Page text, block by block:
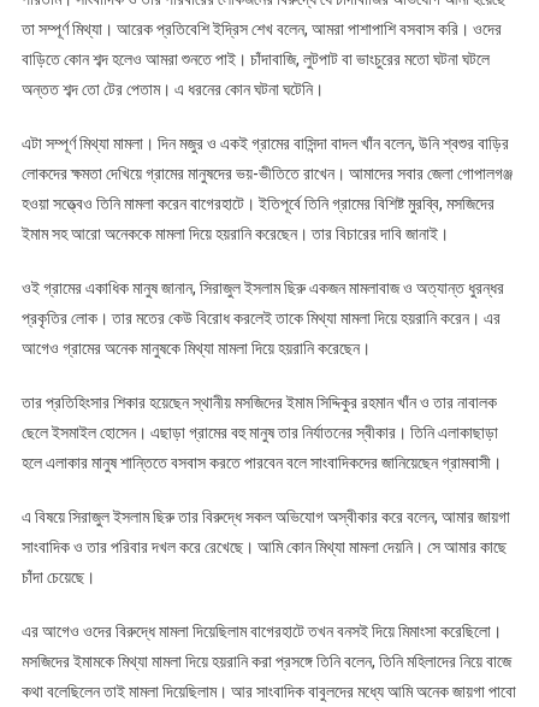
তা সম্পূর্ণ মিথ্যা। আরেক প্রতিবেশি ইদ্রিস শেখ বলেন, আমরা পাশাপাশি বসবাস করি। ওদের
বাড়িতে কোন শব্দ হলেও আমরা শুনতে পাই। চাঁদাবাজি, লুটপাট বা ভাংচুরের মতো ঘটনা ঘটলে
অন্তত শব্দ তো টের পেতাম। এ ধরনের কোন ঘটনা ঘটেনি।
এটা সম্পূর্ণ মিথ্যা মামলা। দিন মজুর ও একই গ্রামের বাসিন্দা বাদল খাঁন বলেন, উনি শ্বশুর বাড়ির
লোকদের ক্ষমতা দেখিয়ে গ্রামের মানুষদের ভয়-ভীতিতে রাখেন। আমাদের সবার জেলা গোপালগঞ্জ
হওয়া সত্ত্বেও তিনি মামলা করেন বাগেরহাটে। ইতিপূর্বে তিনি গ্রামের বিশিষ্ট মুরব্বি, মসজিদের
ইমাম সহ আরো অনেককে মামলা দিয়ে হয়রানি করেছেন। তার বিচারের দাবি জানাই।
ওই গ্রামের একাধিক মানুষ জানান, সিরাজুল ইসলাম ছিরু একজন মামলাবাজ ও অত্যান্ত ধুরন্ধর
প্রকৃতির লোক। তার মতের কেউ বিরোধ করলেই তাকে মিথ্যা মামলা দিয়ে হয়রানি করেন। এর
আগেও গ্রামের অনেক মানুষকে মিথ্যা মামলা দিয়ে হয়রানি করেছেন।
তার প্রতিহিংসার শিকার হয়েছেন স্থানীয় মসজিদের ইমাম সিদ্দিকুর রহমান খাঁন ও তার নাবালক
ছেলে ইসমাইল হোসেন। এছাড়া গ্রামের বহু মানুষ তার নির্যাতনের স্বীকার। তিনি এলাকাছাড়া
হলে এলাকার মানুষ শান্তিতে বসবাস করতে পারবেন বলে সাংবাদিকদের জানিয়েছেন গ্রামবাসী।
এ বিষয়ে সিরাজুল ইসলাম ছিরু তার বিরুদ্ধে সকল অভিযোগ অস্বীকার করে বলেন, আমার জায়গা
সাংবাদিক ও তার পরিবার দখল করে রেখেছে। আমি কোন মিথ্যা মামলা দেয়নি। সে আমার কাছে
চাঁদা চেয়েছে।
এর আগেও ওদের বিরুদ্ধে মামলা দিয়েছিলাম বাগেরহাটে তখন বনসই দিয়ে মিমাংসা করেছিলো।
মসজিদের ইমামকে মিথ্যা মামলা দিয়ে হয়রানি করা প্রসঙ্গে তিনি বলেন, তিনি মহিলাদের নিয়ে বাজে
কথা বলেছিলেন তাই মামলা দিয়েছিলাম। আর সাংবাদিক বাবুলদের মধ্যে আমি অনেক জায়গা পাবো